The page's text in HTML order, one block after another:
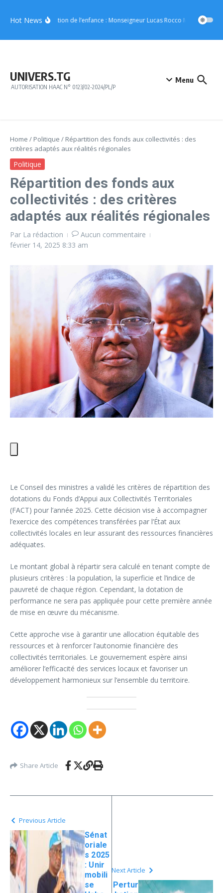
Hot NewsProtection de l’enfance : Monseigneur Lucas Rocco Massimo
UNIVERS.TG
AUTORISATION HAAC N° 0123/02-2024/PL/P
Menu
Home / Politique / Répartition des fonds aux collectivités : des
critères adaptés aux réalités régionales
Politique
Répartition des fonds aux
collectivités : des critères
adaptés aux réalités régionales
Par La rédaction
Aucun commentaire
février 14, 2025 8:33 am
Le Conseil des ministres a validé les critères de répartition des
dotations du Fonds d’Appui aux Collectivités Territoriales
(FACT) pour l’année 2025. Cette décision vise à accompagner
l’exercice des compétences transférées par l’État aux
collectivités locales en leur assurant des ressources financières
adéquates.
Le montant global à répartir sera calculé en tenant compte de
plusieurs critères : la population, la superficie et l’indice de
pauvreté de chaque région. Cependant, la dotation de
performance ne sera pas appliquée pour cette première année
de mise en œuvre du mécanisme.
Cette approche vise à garantir une allocation équitable des
ressources et à renforcer l’autonomie financière des
collectivités territoriales. Le gouvernement espère ainsi
améliorer l’efficacité des services locaux et favoriser un
développement harmonieux sur l’ensemble du territoire.
Share Article
Previous Article
Sénat
oriale
s 2025
: Unir
mobili
se
Next Article
Pertur